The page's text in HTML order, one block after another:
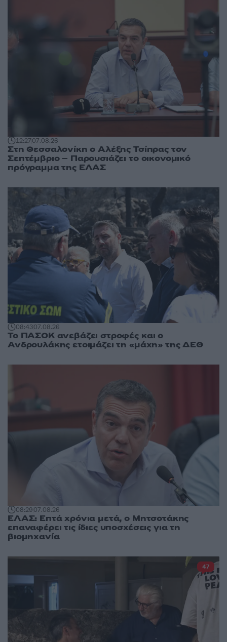
12:2707.08.26
Στη Θεσσαλονίκη ο Αλέξης Τσίπρας τον
Σεπτέμβριο – Παρουσιάζει το οικονομικό
πρόγραμμα της ΕΛΑΣ
08:4307.08.26
Το ΠΑΣΟΚ ανεβάζει στροφές και ο
Ανδρουλάκης ετοιμάζει τη «μάχη» της ΔΕΘ
08:2907.08.26
ΕΛΑΣ: Επτά χρόνια μετά, ο Μητσοτάκης
επαναφέρει τις ίδιες υποσχέσεις για τη
βιομηχανία
47